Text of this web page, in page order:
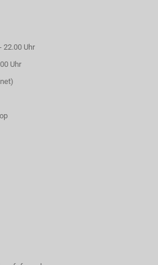
22.00 Uhr
Uhr